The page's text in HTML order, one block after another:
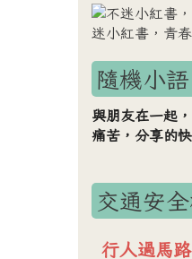
迷小紅書，青
隨機小語
與朋友在一起
痛苦，分享的
交通安
車輛禮讓